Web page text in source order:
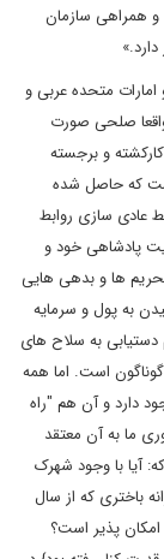
و همراهی سازمان
متحده عربی و
صلحی صورت
و برجسته
که حاصل شده
عادی سازی روابط
پادشاهی خود و
ها و بدهی هایی
به پول و سرمایه
به سلاح های
است. اما همه
دارد و آن هم "راه
ما به آن معتقد
آیا با وجود شهرک
باختری که از سال
امکان پذیر است؟